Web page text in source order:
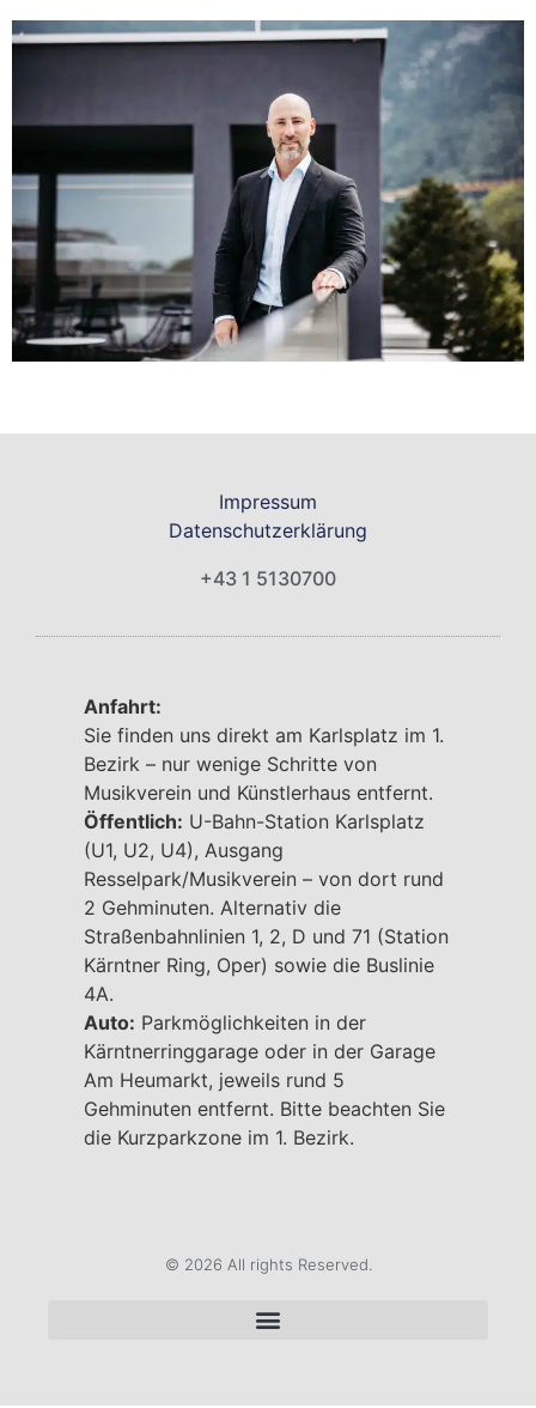
Impressum
Datenschutzerklärung
+43 1 5130700
Anfahrt:
Sie finden uns direkt am Karlsplatz im 1.
Bezirk – nur wenige Schritte von
Musikverein und Künstlerhaus entfernt.
Öffentlich: U-Bahn-Station Karlsplatz
(U1, U2, U4), Ausgang
Resselpark/Musikverein – von dort rund
2 Gehminuten. Alternativ die
Straßenbahnlinien 1, 2, D und 71 (Station
Kärntner Ring, Oper) sowie die Buslinie
4A.
Auto: Parkmöglichkeiten in der
Kärntnerringgarage oder in der Garage
Am Heumarkt, jeweils rund 5
Gehminuten entfernt. Bitte beachten Sie
die Kurzparkzone im 1. Bezirk.
© 2026 All rights Reserved.